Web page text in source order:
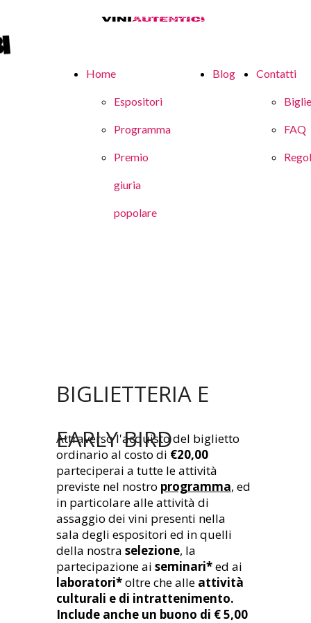
Home
Espositori
Programma
Premio
giuria
popolare
Blog Contatti
FAQ
BIGLIETTERIA E
EARLY BIRD
Attraverso l'acquisto del biglietto
ordinario al costo di €20,00
parteciperai a tutte le attività
previste nel nostro programma, ed
in particolare alle attività di
assaggio dei vini presenti nella
sala degli espositori ed in quelli
della nostra selezione, la
partecipazione ai seminari*ed ai
laboratori*oltre che alle attività
culturali e di intrattenimento.
Include anche un buono di € 5,00